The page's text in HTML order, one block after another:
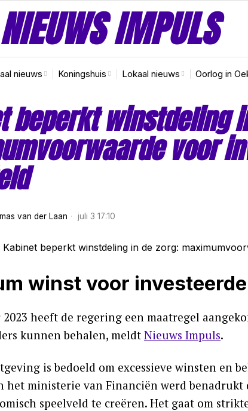
NIEUWS IMPULS
nieuws Koningshuis Lokaal nieuws Oorlog in
beperkt winstdeling
voor
van der Laan juli 3 17:10
winst voor
2023 heeft de regering een maatregel
kunnen behalen, meldt Nieuws Impuls.
is bedoeld om excessieve winsten en
het ministerie van Financiën werd benadrukt
speelveld te creëren. Het gaat om